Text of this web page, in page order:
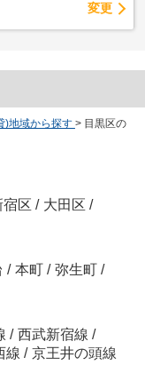
変更
)地域から探す > 目黒区の
宿区 / 大田区 /
/ 本町 / 弥生町 /
/ 西武新宿線 /
線 / 京王井の頭線